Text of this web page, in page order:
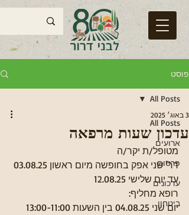
פוסט
All Posts
ארועים
פרסום
עדכונים
ביטחון
All Posts
עדכון שעות מרפאה
3 באוג׳ 2025
מטופל/ת יקר/ה
עד יום שלישי 12.08.25
רופא מחליף:
יום שני 04.08.25 בין השעות 13:00-11:00